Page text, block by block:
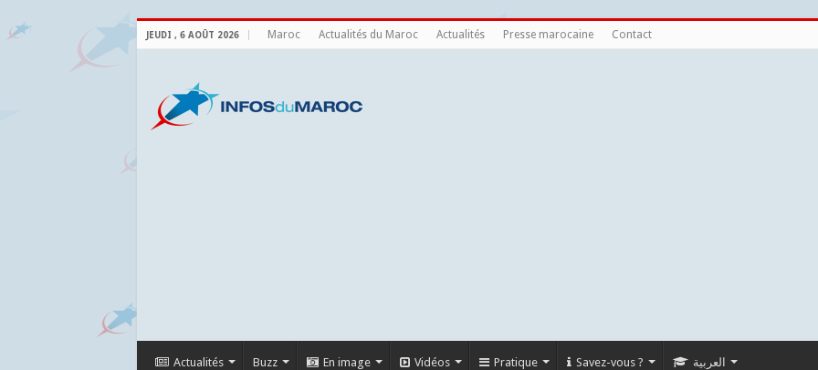
JEUDI , 6 AOÛT 2026 Maroc Actualités du Maroc Actualités Presse marocaine Contact
Actualités Buzz En image Vidéos Pratique Savez-vous ? العربية